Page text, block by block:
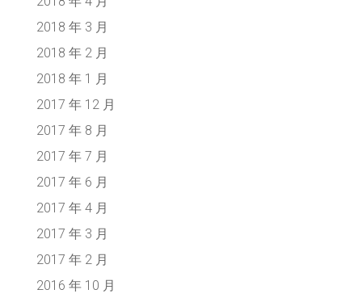
2018 年 3 月
2018 年 2 月
2018 年 1 月
2017 年 12 月
2017 年 8 月
2017 年 7 月
2017 年 6 月
2017 年 4 月
2017 年 3 月
2017 年 2 月
2016 年 10 月